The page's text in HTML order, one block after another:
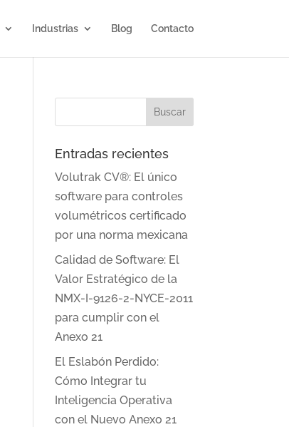
Industrias Blog Contacto
Entradas recientes
Volutrak CV®: El único
software para controles
volumétricos certificado
por una norma mexicana
Calidad de Software: El
Valor Estratégico de la
NMX-I-9126-2-NYCE-2011
para cumplir con el
Anexo 21
El Eslabón Perdido:
Cómo Integrar tu
Inteligencia Operativa
con el Nuevo Anexo 21